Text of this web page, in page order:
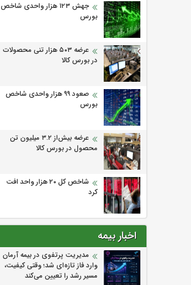
جهش ۱۲۳ هزار واحدی شاخص
بورس
عرضه ۵۰۳ هزار تنی محصولات
در بورس کالا
صعود ۹۹ هزار واحدی شاخص
بورس
عرضه بیش‌از ۳.۲ میلیون تن
محصول در بورس کالا
شاخص کل ۲۰ هزار واحد افت
کرد
اخبار بیمه
مدیریت پرتفوی در بیمه آرمان
وارد فاز تازه‌ای شد؛ وقتی کیفیت،
مسیر رشد را تعیین می‌کند